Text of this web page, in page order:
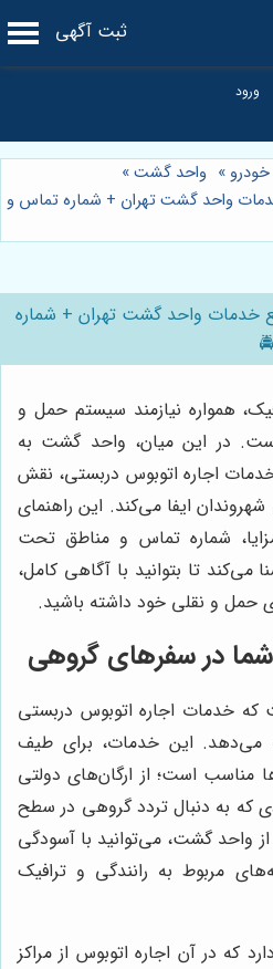
ثبت آگهی
خودرو » واحد گشت»
واحد گشت تهران + شماره تماس و
خدمات واحد گشت تهران + شماره
همواره نیازمند سیستم حمل و
است. در این میان، واحد گشت به
خدمات اجاره اتوبوس دربستی، نقش
ایفا می‌کند. این راهنمای
شماره تماس و مناطق تحت
تا بتوانید با آگاهی کامل،
حمل و نقلی خود داشته باشید.
در سفرهای گروهی
خدمات اجاره اتوبوس دربستی
می‌دهد. این خدمات، برای طیف
مناسب است؛ از ارگان‌های دولتی
که به دنبال تردد گروهی در سطح
واحد گشت، می‌توانید با آسودگی
مربوط به رانندگی و ترافیک
که در آن اجاره اتوبوس از مراکز